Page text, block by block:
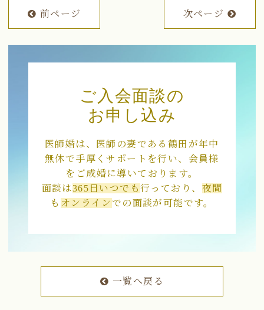
前ページ 次ページ
ご入会面談の
お申し込み
医師婚は、医師の妻である鶴田が年中
無休で手厚くサポートを行い、会員様
をご成婚に導いております。
面談は365日いつでも行っており、 夜間
も オンラインでの面談が可能です。
一覧へ戻る